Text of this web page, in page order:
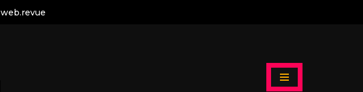
web.revue